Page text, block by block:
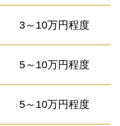
3～10万円程度
5～10万円程度
5～10万円程度